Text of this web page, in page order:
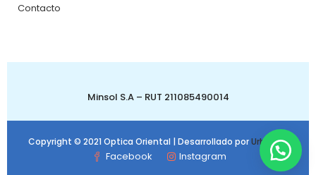
Contacto
Minsol S.A – RUT 211085490014
Copyright © 2021 Optica Oriental | Desarrollado porUrbanbit
Facebook Instagram